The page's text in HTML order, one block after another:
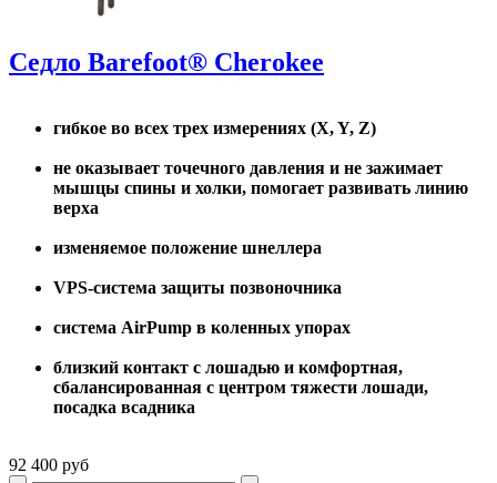
Седло Barefoot® Cherokee
гибкое во всех трех измерениях (X, Y, Z)
не оказывает точечного давления и не зажимает
мышцы спины и холки, помогает развивать линию
верха
изменяемое положение шнеллера
VPS-система защиты позвоночника
система AirPump в коленных упорах
близкий контакт с лошадью и комфортная,
сбалансированная с центром тяжести лошади,
посадка всадника
92 400 руб